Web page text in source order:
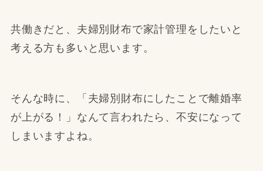
共働きだと、夫婦別財布で家計管理をしたいと
考える方も多いと思います。
そんな時に、「夫婦別財布にしたことで離婚率
が上がる！」なんて言われたら、不安になって
しまいますよね。